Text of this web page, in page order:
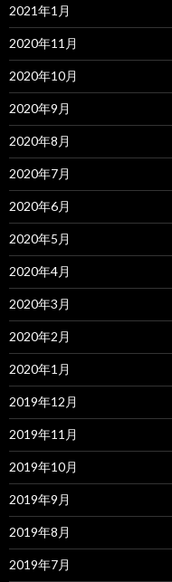
2021年1月
2020年11月
2020年10月
2020年9月
2020年8月
2020年7月
2020年6月
2020年5月
2020年4月
2020年3月
2020年2月
2020年1月
2019年12月
2019年11月
2019年10月
2019年9月
2019年8月
2019年7月